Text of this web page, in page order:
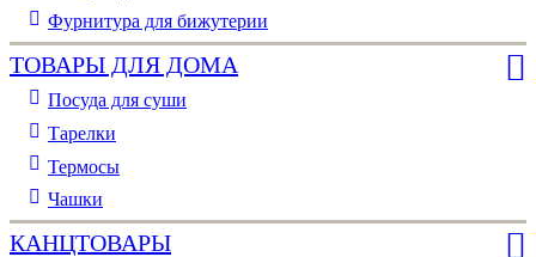
Фурнитура для бижутерии
ТОВАРЫ ДЛЯ ДОМА
Посуда для суши
Тарелки
Термосы
Чашки
КАНЦТОВАРЫ